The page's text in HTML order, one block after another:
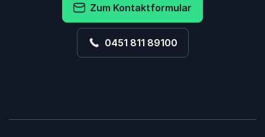
Zum Kontaktformular
0451 811 89100